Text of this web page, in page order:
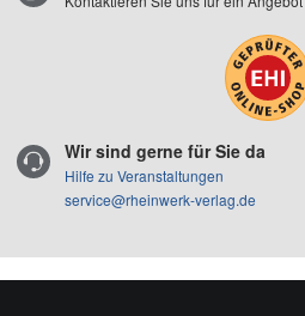
Wir sind gerne für Sie da
Hilfe zu Veranstaltungen
service@rheinwerk-verlag.de